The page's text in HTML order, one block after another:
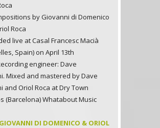
by Giovanni di Domenico
Roca
live at Casal Francesc Macià
Spain) on April 13th
engineer: Dave
Mixed and mastered by Dave
and Oriol Roca at Dry Town
(Barcelona) Whatabout Music
GIOVANNI DI DOMENICO & ORIOL